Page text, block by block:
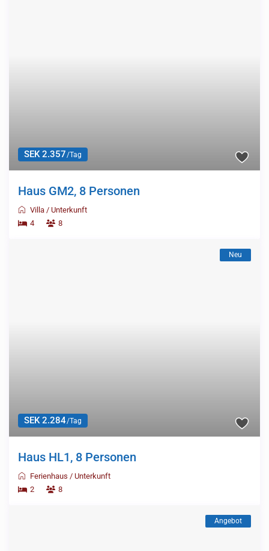
SEK 2.357/Tag
Haus GM2, 8 Personen
Villa /Unterkunft
4
8
SEK 2.284/Tag
Neu
Haus HL1, 8 Personen
Ferienhaus /Unterkunft
2
8
Angebot